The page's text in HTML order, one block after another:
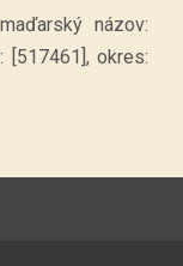
názov:
[517461], okres: